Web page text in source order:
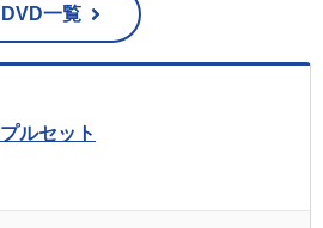
DVD一覧
ルセット